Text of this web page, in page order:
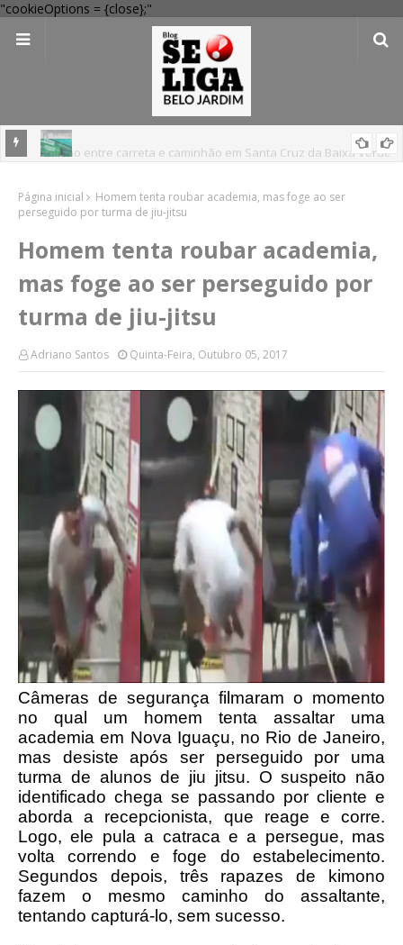
"cookieOptions = {close};"
Colisão entre carreta e caminhão em Santa Cruz da Baixa Verde
compras
Página inicial
Homem tenta roubar academia, mas foge ao ser
perseguido por turma de jiu-jitsu
Homem tenta roubar academia,
mas foge ao ser perseguido por
turma de jiu-jitsu
Adriano Santos Quinta-Feira, Outubro 05, 2017
Câmeras de segurança filmaram o momento
no qual um homem tenta assaltar uma
academia em Nova Iguaçu, no Rio de Janeiro,
mas desiste após ser perseguido por uma
turma de alunos de jiu jitsu. O suspeito não
identificado chega se passando por cliente e
aborda a recepcionista, que reage e corre.
Logo, ele pula a catraca e a persegue, mas
volta correndo e foge do estabelecimento.
Segundos depois, três rapazes de kimono
fazem o mesmo caminho do assaltante,
tentando capturá-lo, sem sucesso.